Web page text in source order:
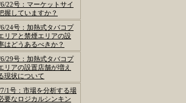
22号：マーケットサイ
握していますか？
24号：加熱式タバコプ
リアと禁煙エリアの設
はどうあるべきか？
29号：加熱式タバコプ
リアの設置店舗が増え
現状について
1号：市場を分析する場
要なロジカルシンキン